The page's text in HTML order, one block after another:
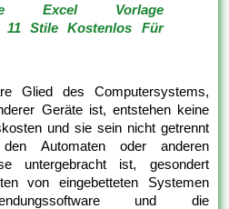
Excel Vorlage
11 Stile Kostenlos Für
Glied des Computersystems,
Geräte ist, entstehen keine
und sie sein nicht getrennt
Automaten oder anderen
untergebracht ist, gesondert
von eingebetteten Systemen
und die